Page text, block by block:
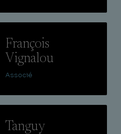
François
Vignalou
Associé
Tanguy